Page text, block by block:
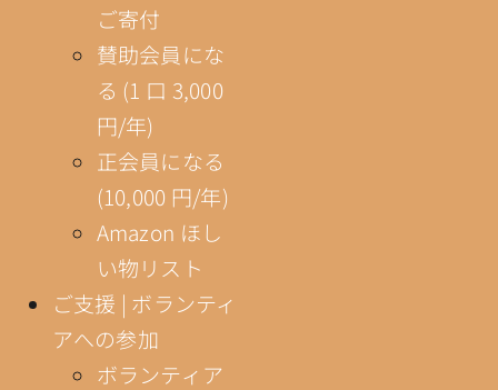
ご寄付
賛助会員にな
る (1 口 3,000
円/年)
正会員になる
(10,000 円/年)
Amazon ほし
い物リスト
ご支援 | ボランティ
アへの参加
ボランティア